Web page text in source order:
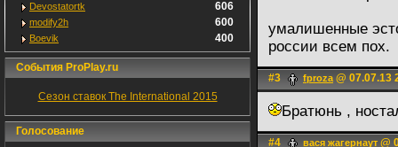
Devostatortk 606
modify2h 600
Boevik 400
События ProPlay.ru
Сезон ставок The International 2015
Голосование
умалишенные
россии всем пох.
#3 fproza@ 07.07.13
Братюнь ,
#4 вася жагернаут @